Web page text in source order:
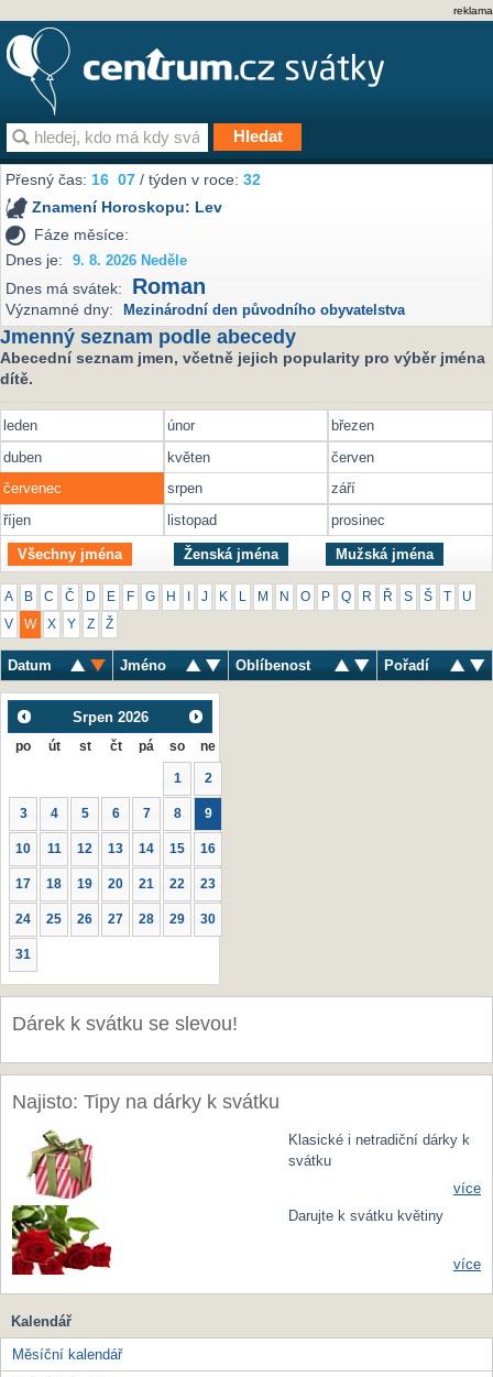
reklama
Přesný čas:16 07 / týden v roce:32
Znamení Horoskopu: Lev
Fáze měsíce:
Dnes je:
9. 8. 2026 Neděle
Dnes má svátek: Roman
Významné dny: Mezinárodní den původního obyvatelstva
Jmenný seznam podle abecedy
Abecední seznam jmen, včetně jejich popularity pro výběr jména
dítě.
leden únor
březen
duben
květen
červen
červenec
srpen
září
říjen
listopad prosinec
Všechny jména Ženská jména Mužská jména
A B C Č D E F G H J K M N O P Q R Ř S Š U
V W X Y Z Ž
Datum Jméno Oblíbenost Pořadí
Srpen 2026
po út st čt pá so ne
1 2
3 4 5 6 7 8 9
10 11 12 13 14 15 16
17 18 19 20 21 22 23
24 25 26 27 28 29 30
31
Dárek k svátku se slevou!
Najisto: Tipy na dárky k svátku
Klasické i netradiční dárky k
svátku
více
Darujte k svátku květiny
více
Kalendář
Měsíční kalendář